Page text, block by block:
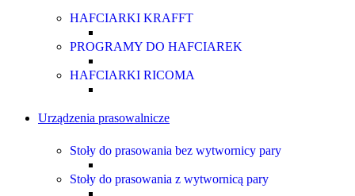
HAFCIARKI KRAFFT
PROGRAMY DO HAFCIAREK
HAFCIARKI RICOMA
Urządzenia prasowalnicze
Stoły do prasowania bez wytwornicy pary
Stoły do prasowania z wytwornicą pary